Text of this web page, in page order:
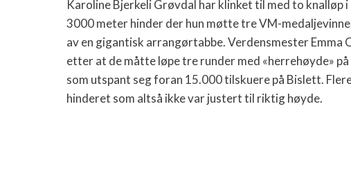
Karoline Bjerkeli Grøvdal har klinket til med to knalløp
3000 meter hinder der hun møtte tre VM-
av en gigantisk arrangørtabbe. Verdensmester Emma
etter at de måtte løpe tre runder med «herrehøyde»
som utspant seg foran 15.000 tilskuere på Bislett.
hinderet som altså ikke var justert til riktig høyde.